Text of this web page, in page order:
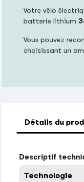
Votre vélo
batterie lithium
Vous pouvez
choisissant un
Détails du
Descriptif
Technologie